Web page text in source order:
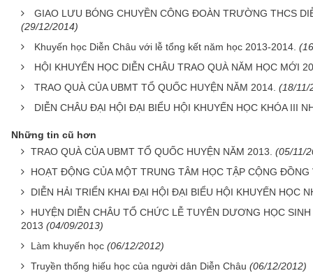
GIAO LƯU BÓNG CHUYỀN CÔNG ĐOÀN TRƯỜNG THCS
(29/12/2014)
Khuyến học Diễn Châu với lễ tổng kết năm học 2013-2014.
HỘI KHUYẾN HỌC DIỄN CHÂU TRAO QUÀ NĂM HỌC MỚI
TRAO QUÀ CỦA UBMT TỔ QUỐC HUYỆN NĂM 2014. (18/11/
DIỄN CHÂU ĐẠI HỘI ĐẠI BIỂU HỘI KHUYẾN HỌC KHÓA III
Những tin cũ hơn
TRAO QUÀ CỦA UBMT TỔ QUỐC HUYỆN NĂM 2013. (05/11/
HOẠT ĐỘNG CỦA MỘT TRUNG TÂM HỌC TẬP CỘNG ĐỒNG
DIỄN HẢI TRIỂN KHAI ĐẠI HỘI ĐẠI BIỂU HỘI KHUYẾN HỌC
HUYỆN DIỄN CHÂU TỔ CHỨC LỄ TUYÊN DƯƠNG HỌC
2013 (04/09/2013)
Làm khuyến học (06/12/2012)
Truyền thống hiếu học của người dân Diễn Châu (06/12/2012)